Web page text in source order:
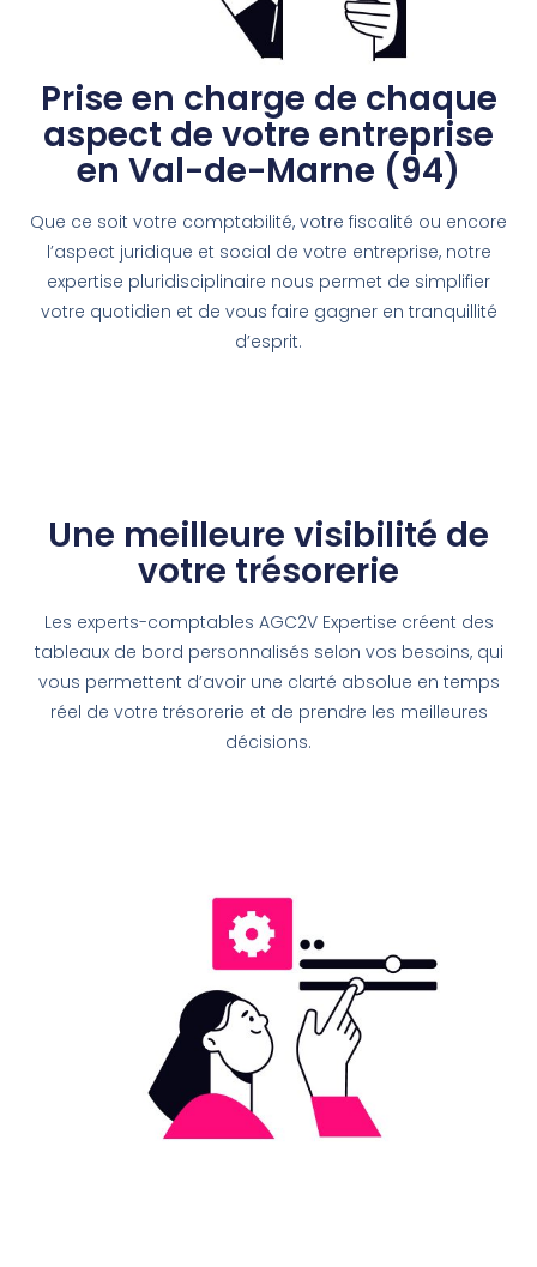
Prise en charge de chaque
aspect de votre entreprise
en Val-de-Marne (94)
Que ce soit votre comptabilité, votre fiscalité ou encore
l’aspect juridique et social de votre entreprise, notre
expertise pluridisciplinaire nous permet de simplifier
votre quotidien et de vous faire gagner en tranquillité
d’esprit.
Une meilleure visibilité de
votre trésorerie
Les experts-comptables AGC2V Expertise créent des
tableaux de bord personnalisés selon vos besoins, qui
vous permettent d’avoir une clarté absolue en temps
réel de votre trésorerie et de prendre les meilleures
décisions.